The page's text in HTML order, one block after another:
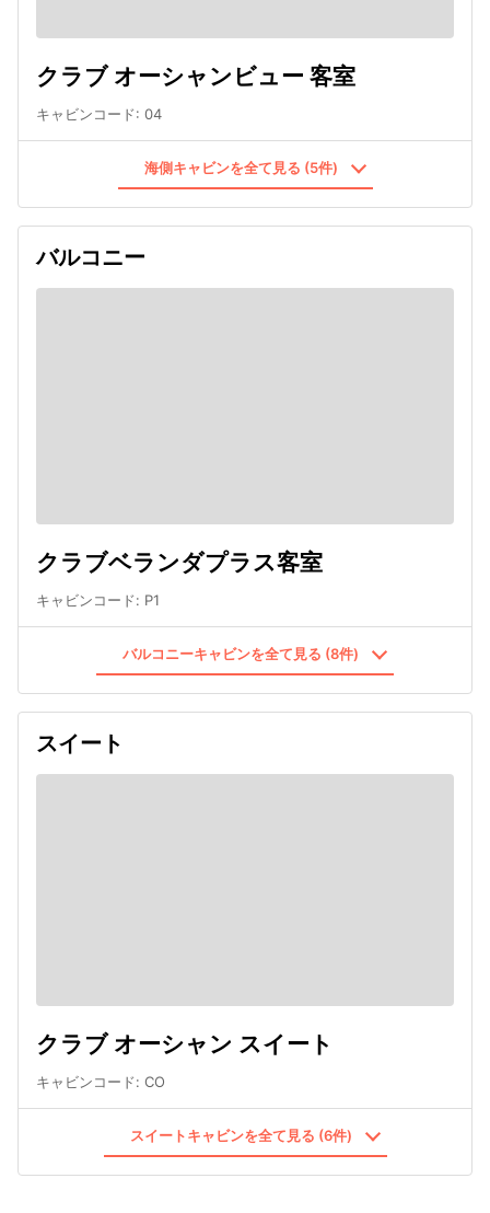
クラブ オーシャンビュー 客室
キャビンコード: 04
海側キャビンを全て見る (5件)
バルコニー
クラブベランダプラス客室
キャビンコード: P1
バルコニーキャビンを全て見る (8件)
スイート
クラブ オーシャン スイート
キャビンコード: CO
スイートキャビンを全て見る (6件)